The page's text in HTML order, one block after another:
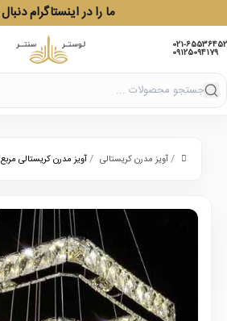
ما را در اینستاگرام
021-65536452
09125094179
/آویز مدرن کریستالی /آویز مدرن کریستالی مربع 60-40-20